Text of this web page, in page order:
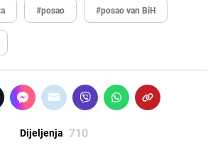
#posao #posao van BiH
Dijeljenja 710